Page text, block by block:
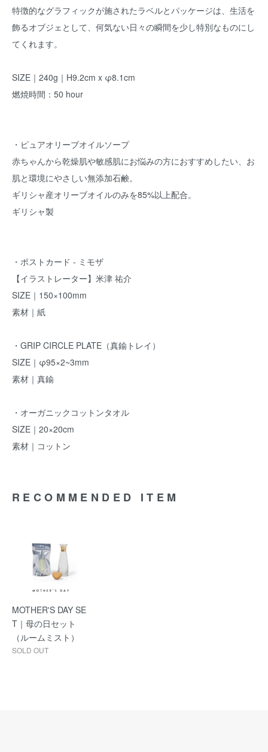
特徴的なグラフィックが施されたラベルとパッケージは、生活を
飾るオブジェとして、何気ない日々の瞬間を少し特別なものにし
てくれます。
SIZE｜240g｜H9.2cm x φ8.1cm
燃焼時間：50 hour
・ピュアオリーブオイルソープ
赤ちゃんから乾燥肌や敏感肌にお悩みの方におすすめしたい、お
肌と環境にやさしい無添加石鹸。
ギリシャ産オリーブオイルのみを85%以上配合。
ギリシャ製
・ポストカード - ミモザ
【イラストレーター】米津 祐介
SIZE｜150×100mm
素材｜紙
・GRIP CIRCLE PLATE（真鍮トレイ）
SIZE｜φ95×2~3mm
素材｜真鍮
・オーガニックコットンタオル
SIZE｜20×20cm
素材｜コットン
RECOMMENDED ITEM
MOTHER'S DAY SE
T｜母の日セット
（ルームミスト）
SOLD OUT